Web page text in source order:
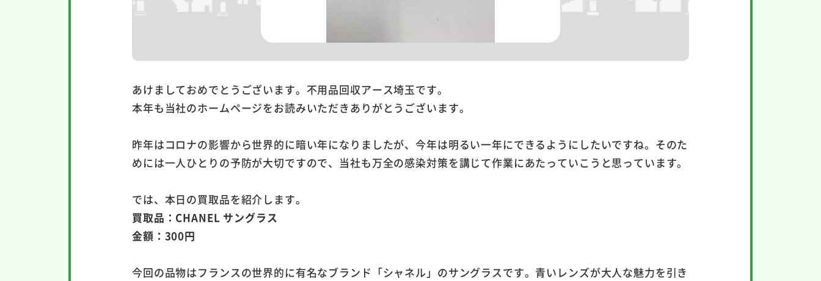
あけましておめでとうございます。不用品回収アース埼玉です。
本年も当社のホームページをお読みいただきありがとうございます。
昨年はコロナの影響から世界的に暗い年になりましたが、今年は明るい一年にできるようにしたいですね。そのた
めには一人ひとりの予防が大切ですので、当社も万全の感染対策を講じて作業にあたっていこうと思っています。
では、本日の買取品を紹介します。
買取品：CHANEL サングラス
金額：300円
今回の品物はフランスの世界的に有名なブランド「シャネル」のサングラスです。青いレンズが大人な魅力を引き